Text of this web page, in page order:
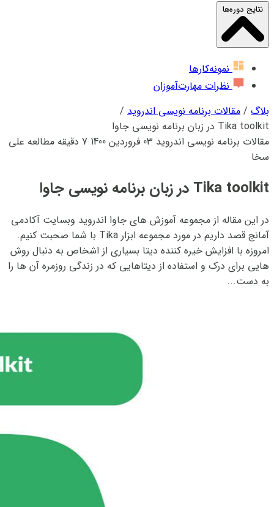
نتایج دوره‌ها
نمونه‌کارها
نظرات مهارت‌آموزان
بلاگ / مقالات برنامه نویسی اندروید /
Tika toolkit در زبان برنامه نویسی جاوا
مقالات برنامه نویسی اندروید 03 فروردین 1400 7 دقیقه مطالعه
علی
سخا
Tika toolkit در زبان برنامه نویسی جاوا
در این مقاله از مجموعه آموزش های جاوا اندروید وبسایت آکادمی
آمانج قصد داریم در مورد مجموعه ابزار Tika با شما صحبت کنیم.
امروزه با افزایش خیره کننده دیتا بسیاری از اشخاص به دنبال روش
هایی برای درک و استفاده از دیتاهایی که در زندگی روزمره آن ها را
به دست...